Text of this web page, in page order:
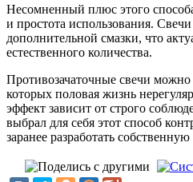
Несомненный плюс этого
и простота использования.
дополнительной смазки, что
естественного количества.
Противозачаточные свечи
которых половая жизнь
эффект зависит от строго
выбрал для себя этот способ
заранее разработать